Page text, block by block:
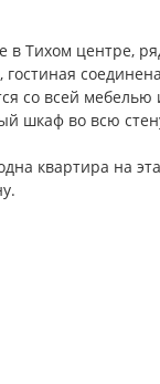
в Тихом центре,
со всей
шкаф во всю
квартира на